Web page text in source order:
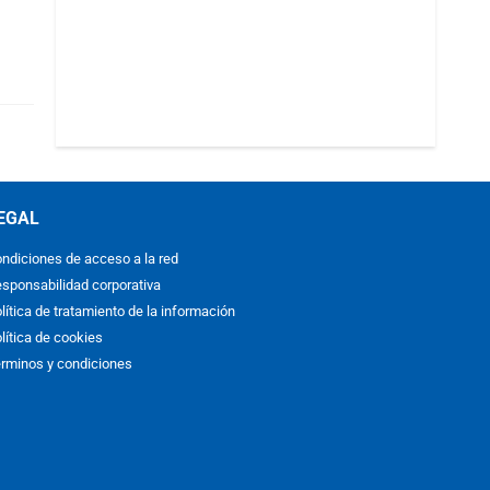
de acceso a la red
corporativa
de tratamiento de la información
de cookies
y condiciones